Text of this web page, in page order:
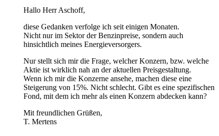
Hallo Herr Aschoff,
diese Gedanken verfolge ich seit einigen Monaten.
Nicht nur im Sektor der Benzinpreise, sondern auch
hinsichtlich meines Energieversorgers.
Nur stellt sich mir die Frage, welcher Konzern, bzw. welche
Aktie ist wirklich nah an der aktuellen Preisgestaltung.
Wenn ich mir die Konzerne ansehe, machen diese eine
Steigerung von 15%. Nicht schlecht. Gibt es eine spezifischen
Fond, mit dem ich mehr als einen Konzern abdecken kann?
Mit freundlichen Grüßen,
T. Mertens